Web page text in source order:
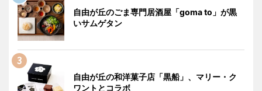
自由が丘のごま専門居酒屋「goma to」が黒
いサムゲタン
自由が丘の和洋菓子店「黒船」、マリー・ク
ワントとコラボ